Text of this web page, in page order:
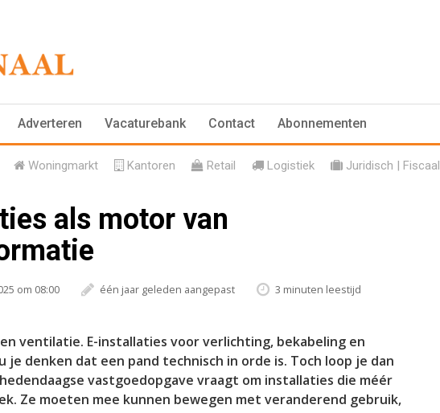
Adverteren Vacaturebank Contact Abonnementen
Woningmarkt Kantoren Retail Logistiek Juridisch | Fiscaal
als motor van
om 08:00 één jaar geleden aangepast 3 minuten leestijd
ventilatie. E-installaties voor verlichting, bekabeling en
je denken dat een pand technisch in orde is. Toch loop je dan
vastgoedopgave vraagt om installaties die méér
Ze moeten mee kunnen bewegen met veranderend gebruik,